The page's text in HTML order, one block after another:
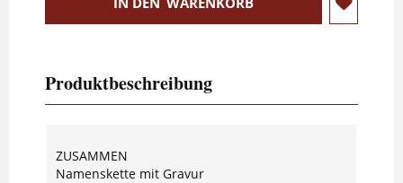
Produktbeschreibung
ZUSAMMEN
Namenskette mit Gravur